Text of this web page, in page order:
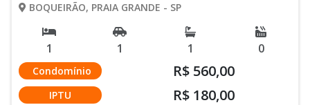
BOQUEIRÃO, PRAIA GRANDE - SP
1 1 1 0
Condomínio R$ 560,00
IPTU R$ 180,00